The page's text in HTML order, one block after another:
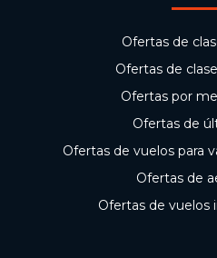
Ofertas de
Ofertas de
Ofertas por
Ofertas de
Ofertas de vuelos para
Ofertas de
Ofertas de vuelos